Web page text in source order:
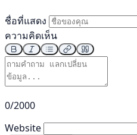
ชื่อที่แสดง
ความคิดเห็น
0/2000
Website